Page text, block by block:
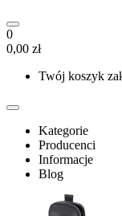
0
0,00 zł
Twój koszyk
Kategorie
Producenci
Informacje
Blog